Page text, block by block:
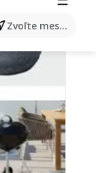
Zvoľte mesto